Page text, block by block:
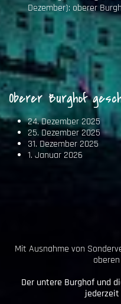
Dezember): oberer
Oberer Burghof
24. Dezember 2025
25. Dezember 2025
31. Dezember 2025
1. Januar 2026
Mit Ausnahme von
Der untere Burghof und
jederzeit